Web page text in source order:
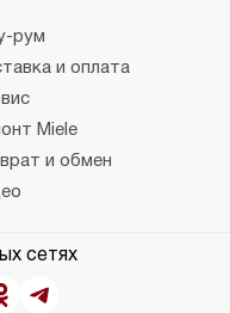
рум
и оплата
Miele
и обмен
сетях